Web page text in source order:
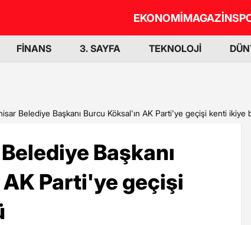
EKONOMİMAGAZİN
FİNANS 3. SAYFA TEKNOLOJİ
Belediye Başkanı Burcu Köksal'ın AK Parti'ye geçişi kenti ikiye
Başkanı
Parti'ye geçişi